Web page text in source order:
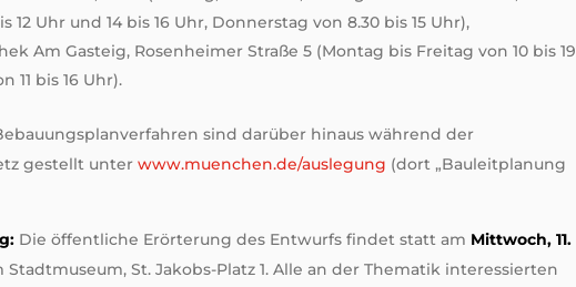
12 Uhr und 14 bis 16 Uhr, Donnerstag von 8.30 bis 15 Uhr),
Am Gasteig, Rosenheimer Straße 5 (Montag bis Freitag von 10 bis 19
11 bis 16 Uhr).
sind darüber hinaus während der
gestellt unterwww.muenchen.de/auslegung (dort „Bauleitplanung
Die öffentliche Erörterung des Entwurfs findet statt am Mittwoch, 11.
Stadtmuseum, St. Jakobs-Platz 1. Alle an der Thematik interessierten